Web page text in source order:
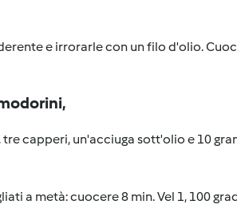
e irrorarle con un filo d'olio.
capperi, un'acciuga sott'olio e 10
a metà: cuocere 8 min. Vel 1, 100